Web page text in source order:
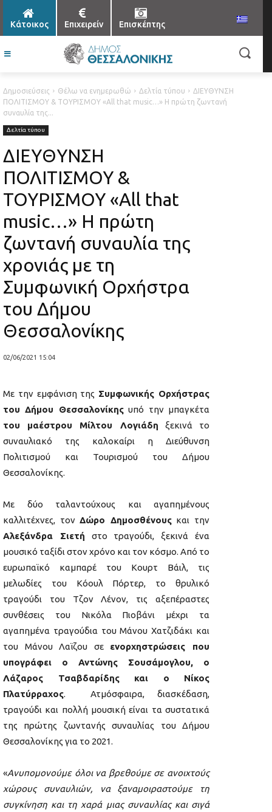
Κάτοικος Επιχειρείν Επισκέπτης
Δημοσιεύσεις Θέλω να ενημερωθώ Δελτία τύπου
ΔΙΕΥΘΥΝΣΗ
ΠΟΛΙΤΙΣΜΟΥ & ΤΟΥΡΙΣΜΟΥ «All that music…» Η πρώτη ζωντανή
συναυλία της...
Δελτία τύπου
ΔΙΕΥΘΥΝΣΗ
ΠΟΛΙΤΙΣΜΟΥ &
ΤΟΥΡΙΣΜΟΥ «All that
music…» Η πρώτη
ζωντανή συναυλία της
χρονιάς με τη
Συμφωνική Ορχήστρα
του Δήμου
Θεσσαλονίκης
02/06/2021 15:04
Με την εμφάνιση της Συμφωνικής Ορχήστρας
του Δήμου Θεσσαλονίκηςυπό την μπαγκέτα
του μαέστρου Μίλτου Λογιάδη ξεκινά το
συναυλιακό της καλοκαίρι η Διεύθυνση
Πολιτισμού και Τουρισμού του Δήμου
Θεσσαλονίκης.
Με δύο ταλαντούχους και αγαπημένους
καλλιτέχνες, τονΔώρο Δημοσθένουςκαι την
Αλεξάνδρα Σιετή στο τραγούδι, ξεκινά ένα
μουσικό ταξίδι στον χρόνο και τον κόσμο. Από το
ευρωπαϊκό καμπαρέ του Κουρτ Βάιλ, τις
μελωδίες του Κόουλ Πόρτερ, το θρυλικό
τραγούδι του Τζον Λένον, τις αξεπέραστες
συνθέσεις του Νικόλα Πιοβάνι μέχρι τα
αγαπημένα τραγούδια του Μάνου Χατζιδάκι και
του Μάνου Λαϊζου σε ενορχηστρώσεις που
υπογράφει o Αντώνης Σουσάμογλου, ο
Λάζαρος Τσαβδαρίδης και ο Νίκος
Πλατύρραχος. Ατμόσφαιρα, διασκέδαση,
τραγούδι και πολλή μουσική είναι τα συστατικά
της πρώτης ζωντανής συναυλίας του Δήμου
Θεσσαλονίκης για το 2021.
«Ανυπομονούμε όλοι να βρεθούμε σε ανοιχτούς
χώρους συναυλιών, να ξαναμοιραστούμε τη
συγκίνηση και τη χαρά μιας συναυλίας και σιγά